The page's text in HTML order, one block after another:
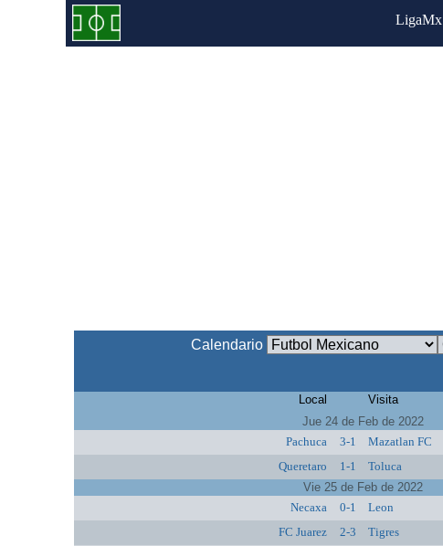
LigaMx
Calendario
Local Visita
Jue 24 de Feb de 2022
Pachuca
3-1 Mazatlan FC
Queretaro
1-1 Toluca
Vie 25 de Feb de 2022
Necaxa
0-1 Leon
FC Juarez
2-3 Tigres